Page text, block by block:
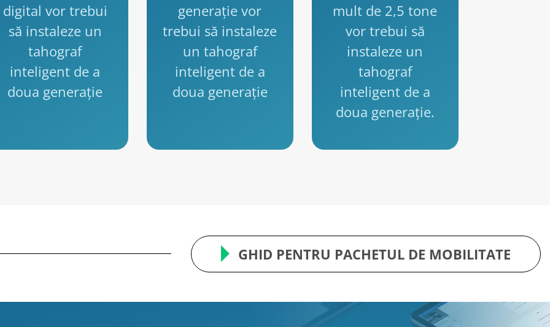
digital vor trebui
să instaleze un
tahograf
inteligent de a
doua generație
generație vor
trebui să instaleze
un tahograf
inteligent de a
doua generație
mult de 2,5 tone
vor trebui să
instaleze un
tahograf
inteligent de a
doua generație.
GHID PENTRU PACHETUL DE MOBILITATE